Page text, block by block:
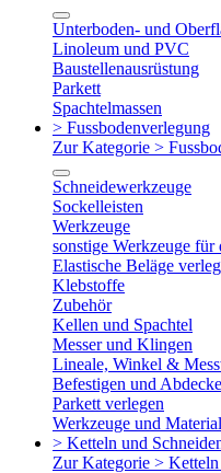
Unterboden- und
Linoleum und PVC
Baustellenausrüstung
Parkett
Spachtelmassen
> Fussbodenverlegung
Zur Kategorie >
Schneidewerkzeuge
Sockelleisten
Werkzeuge
sonstige Werkzeuge für
Elastische Beläge
Klebstoffe
Zubehör
Kellen und Spachtel
Messer und Klingen
Lineale, Winkel &
Befestigen und
Parkett verlegen
Werkzeuge und
> Ketteln und
Zur Kategorie >